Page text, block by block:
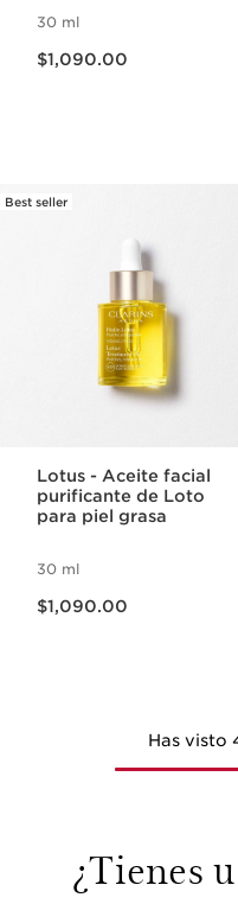
30 ml
$1,090.00
Best seller
Lotus - Aceite facial
purificante de Loto
para piel grasa
30 ml
$1,090.00
Has visto
¿Tienes